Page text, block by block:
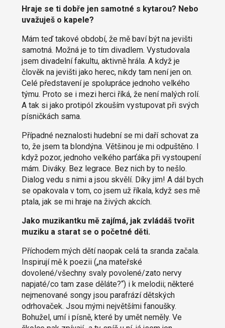
Hraje se ti dobře jen samotné s kytarou? Nebo
uvažuješ o kapele?
Mám teď takové období, že mě baví být na jevišti
samotná. Možná je to tím divadlem. Vystudovala
jsem divadelní fakultu, aktivně hrála. A když je
člověk na jevišti jako herec, nikdy tam není jen on.
Celé představení je spolupráce jednoho velkého
týmu. Proto se i mezi herci říká, že není malých rolí.
A tak si jako protipól zkouším vystupovat při svých
písničkách sama.
Případné neznalosti hudební se mi daří schovat za
to, že jsem ta blondýna. Většinou je mi odpuštěno. I
když pozor, jednoho velkého parťáka při vystoupení
mám. Diváky. Bez legrace. Bez nich by to nešlo.
Dialog vedu s nimi a jsou skvělí. Díky jim! A dál bych
se opakovala v tom, co jsem už říkala, když ses mě
ptala, jak se mi hraje na živých akcích.
Jako muzikantku mě zajímá, jak zvládáš tvořit
muziku a starat se o početné děti.
Příchodem mých dětí naopak celá ta sranda začala.
Inspirují mě k poezii („na mateřské
dovolené/všechny svaly povolené/zato nervy
napjaté/co tam zase děláte?“) i k melodii; některé
nejmenované songy jsou parafrází dětských
odrhovaček. Jsou mými největšími fanoušky.
Bohužel, umí i písně, které by umět neměly. Ve